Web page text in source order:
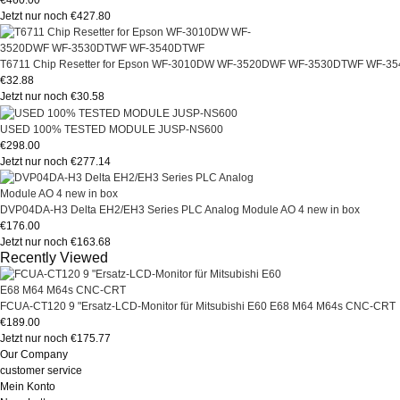
Jetzt nur noch €427.80
T6711 Chip Resetter for Epson WF-3010DW WF-3520DWF WF-3530DTWF WF-
€32.88
Jetzt nur noch €30.58
USED 100% TESTED MODULE JUSP-NS600
€298.00
Jetzt nur noch €277.14
DVP04DA-H3 Delta EH2/EH3 Series PLC Analog Module AO 4 new in box
€176.00
Jetzt nur noch €163.68
Recently Viewed
FCUA-CT120 9 "Ersatz-LCD-Monitor für Mitsubishi E60 E68 M64 M64s CNC-CRT
€189.00
Jetzt nur noch €175.77
Our Company
customer service
Mein Konto